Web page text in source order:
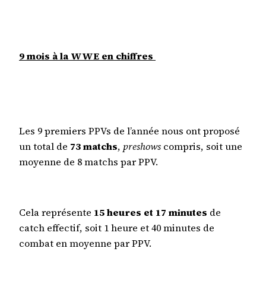
9 mois à la WWE en chiffres
Les 9 premiers PPVs de l’année nous ont proposé
un total de 73 matchs, preshows compris, soit une
moyenne de 8 matchs par PPV.
Cela représente 15 heures et 17 minutes de
catch effectif, soit 1 heure et 40 minutes de
combat en moyenne par PPV.